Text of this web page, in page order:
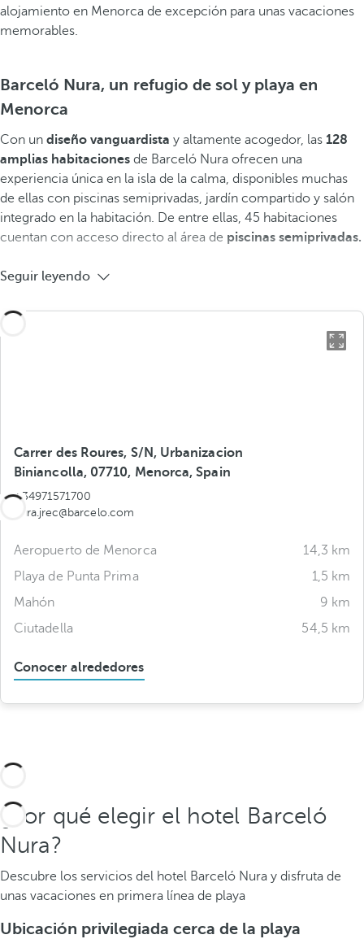
alojamiento en Menorca de excepción para unas vacaciones
memorables.
Barceló Nura, un refugio de sol y playa en
Menorca
Con un diseño vanguardista y altamente acogedor, las 128
amplias habitaciones de Barceló Nura ofrecen una
experiencia única en la isla de la calma, disponibles muchas
de ellas con piscinas semiprivadas, jardín compartido y salón
integrado en la habitación. De entre ellas, 45 habitaciones
cuentan con acceso directo al área de piscinas semiprivadas.
Seguir leyendo
Carrer des Roures, S/N, Urbanizacion
Biniancolla, 07710, Menorca, Spain
+34971571700
nura.jrec@barcelo.com
Aeropuerto de Menorca
14,3 km
Playa de Punta Prima
1,5 km
Mahón
9 km
Ciutadella
54,5 km
Conocer alrededores
¿Por qué elegir el hotel Barceló
Nura?
Descubre los servicios del hotel Barceló Nura y disfruta de
unas vacaciones en primera línea de playa
Ubicación privilegiada cerca de la playa